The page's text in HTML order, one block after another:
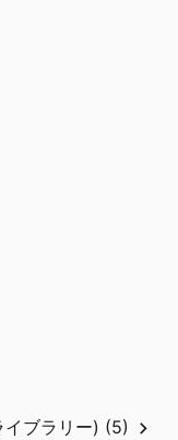
ブラリー) (5)